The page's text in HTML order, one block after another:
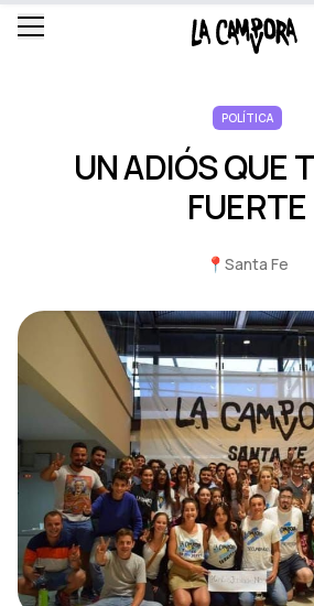
POLÍTICA
UN ADIÓS QUE
FUERTE
📍 Santa Fe